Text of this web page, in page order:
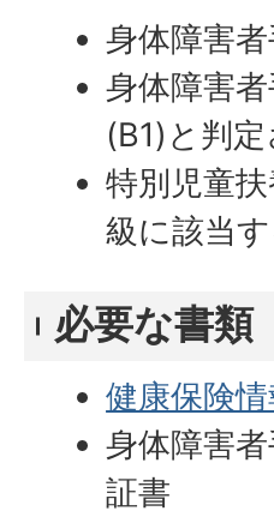
身体障害
身体障害
(B1)と判
特別児童
級に該当
必要な書類
健康保険
身体障害
証書